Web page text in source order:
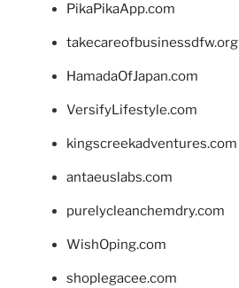
PikaPikaApp.com
takecareofbusinessdfw.org
HamadaOfJapan.com
VersifyLifestyle.com
kingscreekadventures.com
antaeuslabs.com
purelycleanchemdry.com
WishOping.com
shoplegacee.com